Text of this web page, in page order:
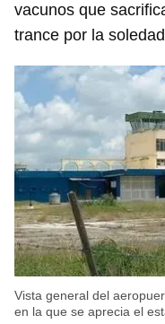
vacunos que
trance por la
Vista general del
en la que se aprecia el